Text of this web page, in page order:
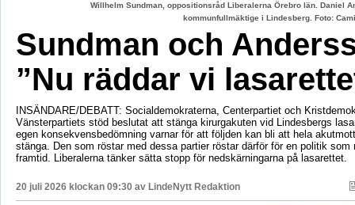
Willhelm Sundman, oppositionsråd Liberalerna Örebro län. Daniel
kommunfullmäktige i Lindesberg. Foto:
Sundman och
”Nu räddar vi
INSÄNDARE/DEBATT: Socialdemokraterna, Centerpartiet och
Vänsterpartiets stöd beslutat att stänga kirurgakuten vid Lindesbergs
egen konsekvensbedömning varnar för att följden kan bli att hela
stänga. Den som röstar med dessa partier röstar därför för en politik som
framtid. Liberalerna tänker sätta stopp för nedskärningarna på lasarettet.
20 juli 2026 klockan 09:30 av LindeNytt Redaktion